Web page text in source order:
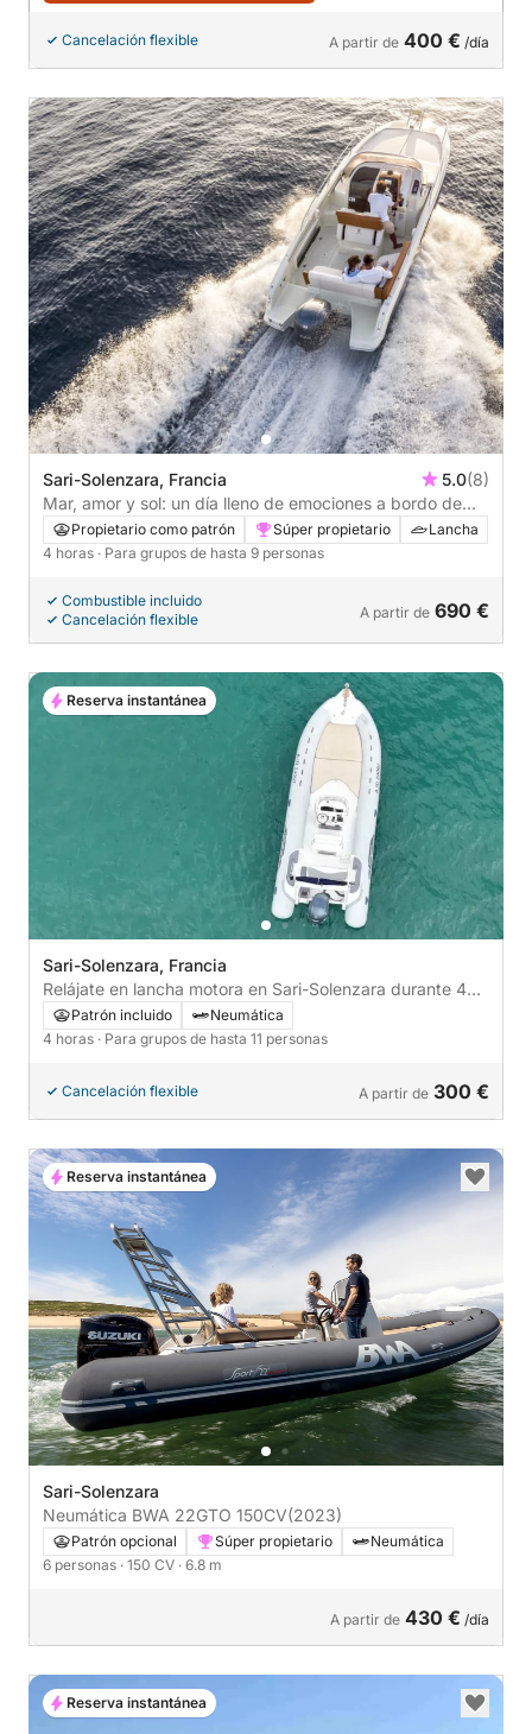
Cancelación flexible A partir de 400 € /día
Sari-Solenzara, Francia 5.0(8)
Mar, amor y sol: un día lleno de emociones a bordo de
una lancha motora.
Propietario como patrón Súper propietario
Lancha
4 horas · Para grupos de hasta 9 personas
Combustible incluido
Cancelación flexible
A partir de 690 €
Sari-Solenzara, Francia
Relájate en lancha motora en Sari-Solenzara durante 4
horasPatrón incluido
Neumática
4 horas · Para grupos de hasta 11 personas
Cancelación flexible A partir de 300 €
Reserva instantánea
Sari-Solenzara
Neumática BWA 22GTO 150CV(2023)
Patrón opcional Súper propietario
Neumática
6 personas · 150 CV · 6.8 m
A partir de 430 € /día
Reserva instantánea
Reserva instantánea